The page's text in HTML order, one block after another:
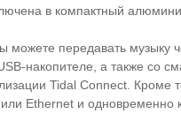
в компактный
передавать музыку
накопителе, а также со
Tidal Connect.
или Ethernet и